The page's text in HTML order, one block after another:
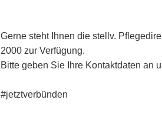
Gerne steht Ihnen die stellv.
2000 zur Verfügung.
Bitte geben Sie Ihre Kontaktdaten an
#jetztverbünden